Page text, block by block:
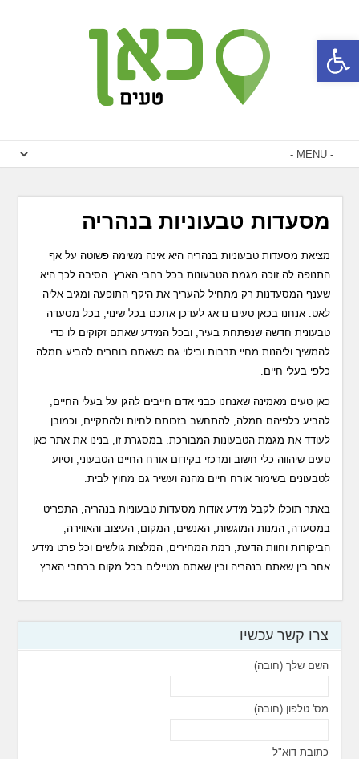
פתח סרגל נגישות
מסעדות טבעוניות בנהריה
מציאת מסעדות טבעוניות בנהריה היא אינה משימה פשוטה על אף
התנופה לה זוכה מגמת הטבעונות בכל רחבי הארץ. הסיבה לכך היא
שענף המסעדנות רק מתחיל להעריך את היקף התופעה ומגיב אליה
לאט. אנחנו בכאן טעים נדאג לעדכן אתכם בכל שינוי, בכל מסעדה
טבעונית חדשה שנפתחת בעיר, ובכל המידע שאתם זקוקים לו כדי
להמשיך וליהנות מחיי תרבות ובילוי גם כשאתם בוחרים להביע חמלה
כלפי בעלי חיים.
כאן טעים מאמינה שאנחנו כבני אדם חייבים להגן על בעלי החיים,
להביע כלפיהם חמלה, להתחשב בזכותם לחיות ולהתקיים, וכמובן
לעודד את מגמת הטבעונות המבורכת. במסגרת זו, בנינו את אתר כאן
טעים שיהווה כלי חשוב ומרכזי בקידום אורח החיים הטבעוני, וסיוע
לטבעונים בשימור אורח חיים מהנה ועשיר גם מחוץ לבית.
באתר תוכלו לקבל מידע אודות מסעדות טבעוניות בנהריה, התפריט
במסעדה, המנות המוגשות, האנשים, המקום, העיצוב והאווירה,
הביקורות וחוות הדעת, רמת המחירים, המלצות גולשים וכל פרט מידע
אחר בין שאתם בנהריה ובין שאתם מטיילים בכל מקום ברחבי הארץ.
צרו קשר עכשיו
השם שלך (חובה)
מס' טלפון (חובה)
כתובת דוא"ל